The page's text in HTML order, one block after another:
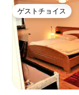
ゲストチョイス
ゲストチョイス